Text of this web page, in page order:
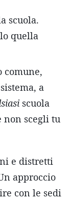
scuola.
quella
comune,
a
scuola
non scegli tu
e distretti
approccio
con le sedi